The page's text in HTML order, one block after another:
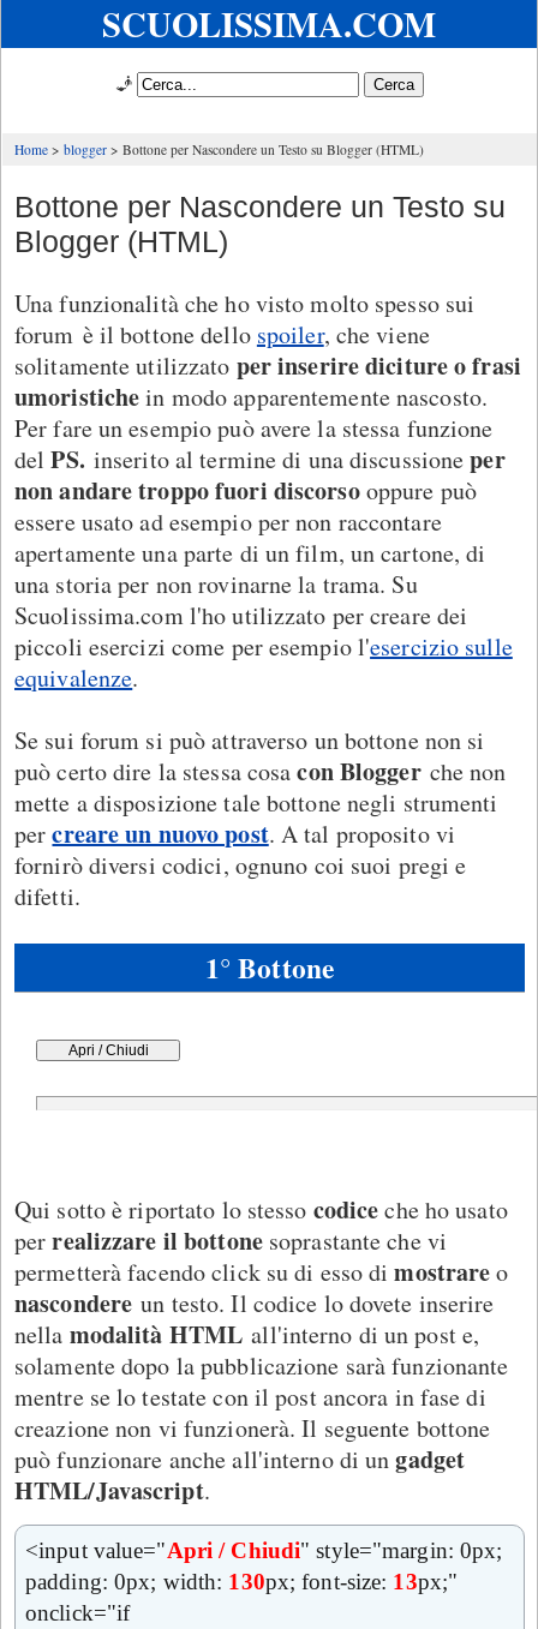
SCUOLISSIMA.COM
🧞
Home blogger Bottone per Nascondere un Testo su Blogger (HTML)
Bottone per Nascondere un Testo su
Blogger (HTML)
Una funzionalità che ho visto molto spesso sui
forum è il bottone dello spoiler, che viene
solitamente utilizzato per inserire diciture o frasi
umoristichein modo apparentemente nascosto.
Per fare un esempio può avere la stessa funzione
delPS. inserito al termine di una discussioneper
non andare troppo fuori discorsooppure può
essere usato ad esempio per non raccontare
apertamente una parte di un film, un cartone, di
una storia per non rovinarne la trama. Su
Scuolissima.com l'ho utilizzato per creare dei
piccoli esercizi come per esempio l'esercizio sulle
equivalenze.
Se sui forum si può attraverso un bottone non si
può certo dire la stessa cosacon Bloggerche non
mette a disposizione tale bottone negli strumenti
percreare un nuovo post. A tal proposito vi
fornirò diversi codici, ognuno coi suoi pregi e
difetti.
1° Bottone
Qui sotto è riportato lo stesso codiceche ho usato
perrealizzare il bottonesoprastante che vi
permetterà facendo click su di esso dimostrareo
nascondere un testo. Il codice lo dovete inserire
nella modalità HTML all'interno di un post e,
solamente dopo la pubblicazione sarà funzionante
mentre se lo testate con il post ancora in fase di
creazione non vi funzionerà. Il seguente bottone
può funzionare anche all'interno di ungadget
HTML/Javascript.
<input value="Apri / Chiudi" style="margin: 0px;
padding: 0px; width: 130px; font-size: 13px;"
onclick="if